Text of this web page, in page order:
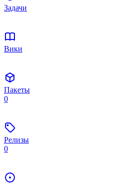
Задачи
Вики
Пакеты
0
Релизы
0